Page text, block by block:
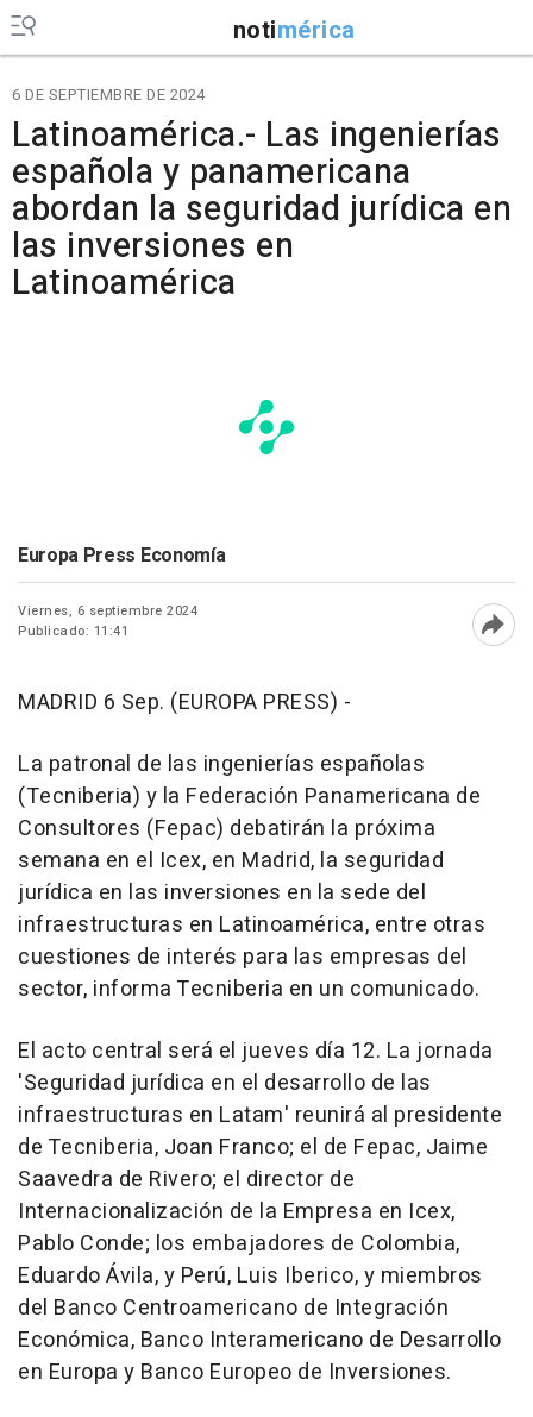
notimérica
6 DE SEPTIEMBRE DE 2024
Latinoamérica.- Las ingenierías
española y panamericana
abordan la seguridad jurídica en
las inversiones en
Latinoamérica
Europa Press Economía
Viernes, 6 septiembre 2024
Publicado: 11:41
MADRID 6 Sep. (EUROPA PRESS) -
La patronal de las ingenierías españolas
(Tecniberia) y la Federación Panamericana de
Consultores (Fepac) debatirán la próxima
semana en el Icex, en Madrid, la seguridad
jurídica en las inversiones en la sede del
infraestructuras en Latinoamérica, entre otras
cuestiones de interés para las empresas del
sector, informa Tecniberia en un comunicado.
El acto central será el jueves día 12. La jornada
'Seguridad jurídica en el desarrollo de las
infraestructuras en Latam' reunirá al presidente
de Tecniberia, Joan Franco; el de Fepac, Jaime
Saavedra de Rivero; el director de
Internacionalización de la Empresa en Icex,
Pablo Conde; los embajadores de Colombia,
Eduardo Ávila, y Perú, Luis Iberico, y miembros
del Banco Centroamericano de Integración
Económica, Banco Interamericano de Desarrollo
en Europa y Banco Europeo de Inversiones.